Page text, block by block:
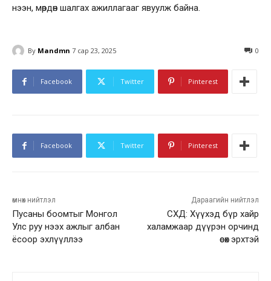
нээн, мөрдөн шалгах ажиллагааг явуулж байна.
By Mandmn 7 сар 23, 2025 0
Facebook Twitter Pinterest
Facebook Twitter Pinterest
өмнөх нийтлэл
Пусаны боомтыг Монгол
Улс руу нээх ажлыг албан
ёсоор эхлүүллээ
Дараагийн нийтлэл
СХД: Хүүхэд бүр хайр
халамжаар дүүрэн орчинд
өсөх эрхтэй